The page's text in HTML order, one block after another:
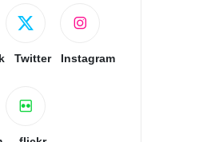
Twitter Instagram